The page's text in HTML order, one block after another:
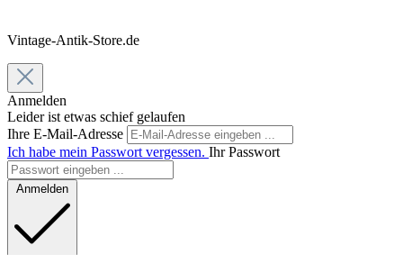
Vintage-Antik-Store.de
Anmelden
Leider ist etwas schief gelaufen
Ihre E-Mail-Adresse
Ich habe mein Passwort vergessen. Ihr Passwort
Anmelden